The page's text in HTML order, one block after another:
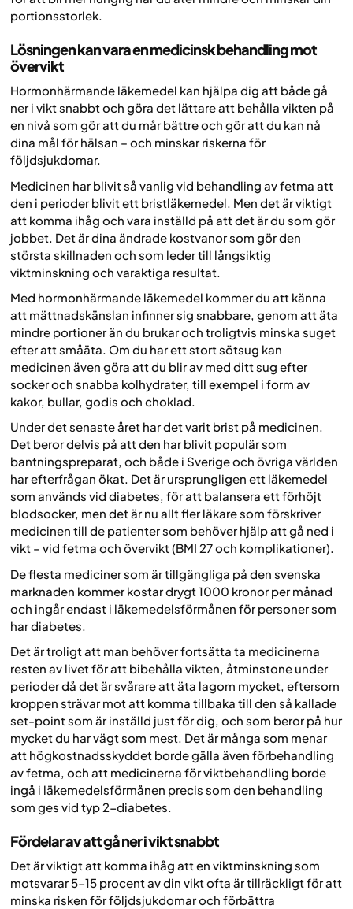
portionsstorlek.
Lösningen kan vara en medicinsk behandling mot
övervikt
Hormonhärmande läkemedel kan hjälpa dig att både gå
ner i vikt snabbt och göra det lättare att behålla vikten på
en nivå som gör att du mår bättre och gör att du kan nå
dina mål för hälsan – och minskar riskerna för
följdsjukdomar.
Medicinen har blivit så vanlig vid behandling av fetma att
den i perioder blivit ett bristläkemedel. Men det är viktigt
att komma ihåg och vara inställd på att det är du som gör
jobbet. Det är dina ändrade kostvanor som gör den
största skillnaden och som leder till långsiktig
viktminskning och varaktiga resultat.
Med hormonhärmande läkemedel kommer du att känna
att mättnadskänslan infinner sig snabbare, genom att äta
mindre portioner än du brukar och troligtvis minska suget
efter att småäta. Om du har ett stort sötsug kan
medicinen även göra att du blir av med ditt sug efter
socker och snabba kolhydrater, till exempel i form av
kakor, bullar, godis och choklad.
Under det senaste året har det varit brist på medicinen.
Det beror delvis på att den har blivit populär som
bantningspreparat, och både i Sverige och övriga världen
har efterfrågan ökat. Det är ursprungligen ett läkemedel
som används vid diabetes, för att balansera ett förhöjt
blodsocker, men det är nu allt fler läkare som förskriver
medicinen till de patienter som behöver hjälp att gå ned i
vikt – vid fetma och övervikt (BMI 27 och komplikationer).
De flesta mediciner som är tillgängliga på den svenska
marknaden kommer kostar drygt 1000 kronor per månad
och ingår endast i läkemedelsförmånen för personer som
har diabetes.
Det är troligt att man behöver fortsätta ta medicinerna
resten av livet för att bibehålla vikten, åtminstone under
perioder då det är svårare att äta lagom mycket, eftersom
kroppen strävar mot att komma tillbaka till den så kallade
set-point som är inställd just för dig, och som beror på hur
mycket du har vägt som mest. Det är många som menar
att högkostnadsskyddet borde gälla även förbehandling
av fetma, och att medicinerna för viktbehandling borde
ingå i läkemedelsförmånen precis som den behandling
som ges vid typ 2-diabetes.
Fördelar av att gå ner i vikt snabbt
Det är viktigt att komma ihåg att en viktminskning som
motsvarar 5-15 procent av din vikt ofta är tillräckligt för att
minska risken för följdsjukdomar och förbättra